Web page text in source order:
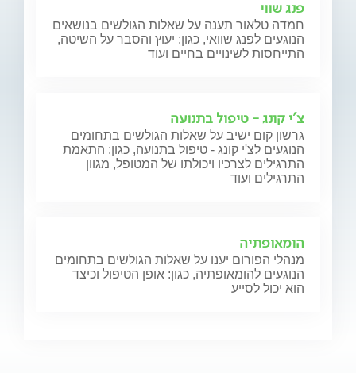
פנג שווי
חמדה טלאור תענה על שאלות הגולשים בנושאים
הנוגעים לפנג שוואי, כגון: יעוץ והסבר על השיטה,
התייחסות לשינויים בחיים ועוד
צ'י קונג - טיפול בתנועה
גרשון קום ישיב על שאלות הגולשים בתחומים
הנוגעים לצ'י קונג - טיפול בתנועה, כגון: התאמת
התרגילים לצרכיו ויכולתו של המטופל, מגוון
התרגילים ועוד
הומאופתיה
מנהלי הפורום יענו על שאלות הגולשים בתחומים
הנוגעים להומאופתיה, כגון: אופן הטיפול וכיצד
הוא יכול לסייע